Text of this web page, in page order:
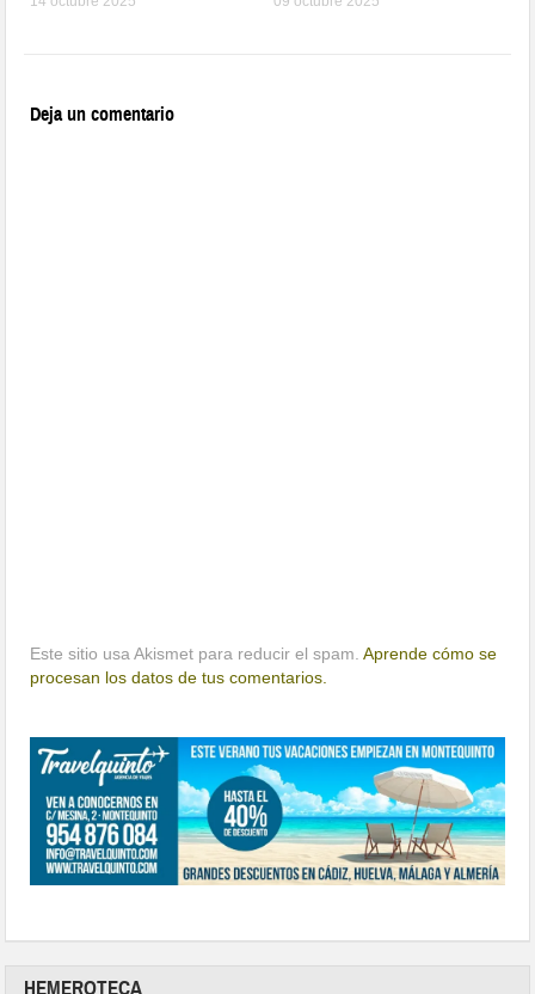
Deja un comentario
Este sitio usa Akismet para reducir el spam.Aprende cómo se
procesan los datos de tus comentarios.
HEMEROTECA